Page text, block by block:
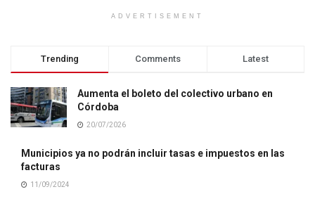
ADVERTISEMENT
Trending Comments Latest
Aumenta el boleto del colectivo urbano en
Córdoba
20/07/2026
Municipios ya no podrán incluir tasas e impuestos en las
facturas
11/09/2024